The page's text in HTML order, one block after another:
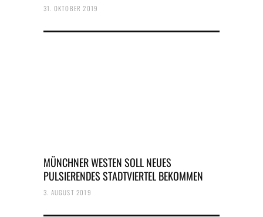
31. OKTOBER 2019
MÜNCHNER WESTEN SOLL NEUES
PULSIERENDES STADTVIERTEL BEKOMMEN
3. AUGUST 2019